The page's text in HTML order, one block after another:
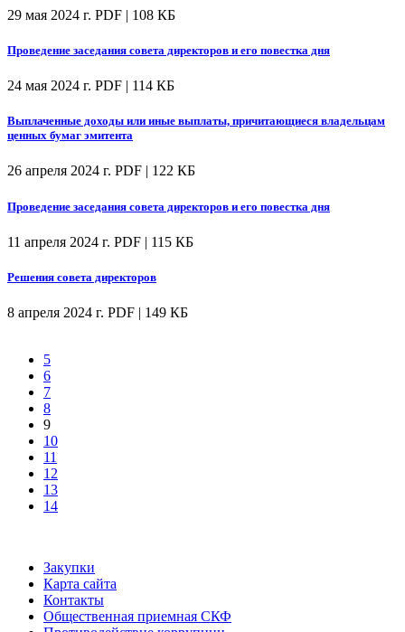
29 мая 2024 г. PDF | 108 КБ
Проведение заседания совета директоров и его повестка дня
24 мая 2024 г. PDF | 114 КБ
Выплаченные доходы или иные выплаты, причитающиеся владельцам
ценных бумаг эмитента
26 апреля 2024 г. PDF | 122 КБ
Проведение заседания совета директоров и его повестка дня
11 апреля 2024 г. PDF | 115 КБ
Решения совета директоров
8 апреля 2024 г. PDF | 149 КБ
5
6
7
8
9
10
11
12
13
14
Закупки
Карта сайта
Контакты
Общественная приемная СКФ